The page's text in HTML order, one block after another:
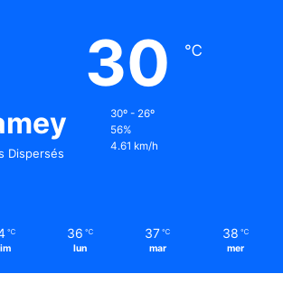
Dispersés
30 ℃
30º - 26º
56%
4.61 km/h
℃ 36 ℃
lun
37 ℃
mar
38 ℃
mer